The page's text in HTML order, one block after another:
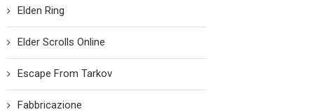
Elden Ring
Elder Scrolls Online
Escape From Tarkov
Fabbricazione